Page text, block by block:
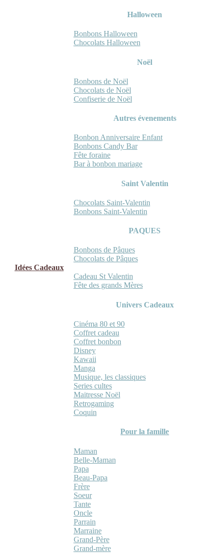
Halloween
Bonbons Halloween
Chocolats Halloween
Noël
Bonbons de Noël
Chocolats de Noël
Confiserie de Noël
Autres évenements
Bonbon Anniversaire Enfant
Bonbons Candy Bar
Fête foraine
Bar à bonbon mariage
Saint Valentin
Chocolats Saint-Valentin
Bonbons Saint-Valentin
PAQUES
Bonbons de Pâques
Chocolats de Pâques
Idées Cadeaux
Cadeau St Valentin
Fête des grands Mères
Univers Cadeaux
Cinéma 80 et 90
Coffret cadeau
Coffret bonbon
Disney
Kawaii
Manga
Musique, les classiques
Series cultes
Maitresse Noël
Retrogaming
Coquin
Pour la famille
Maman
Belle-Maman
Papa
Beau-Papa
Frère
Soeur
Tante
Oncle
Parrain
Marraine
Grand-Père
Grand-mère